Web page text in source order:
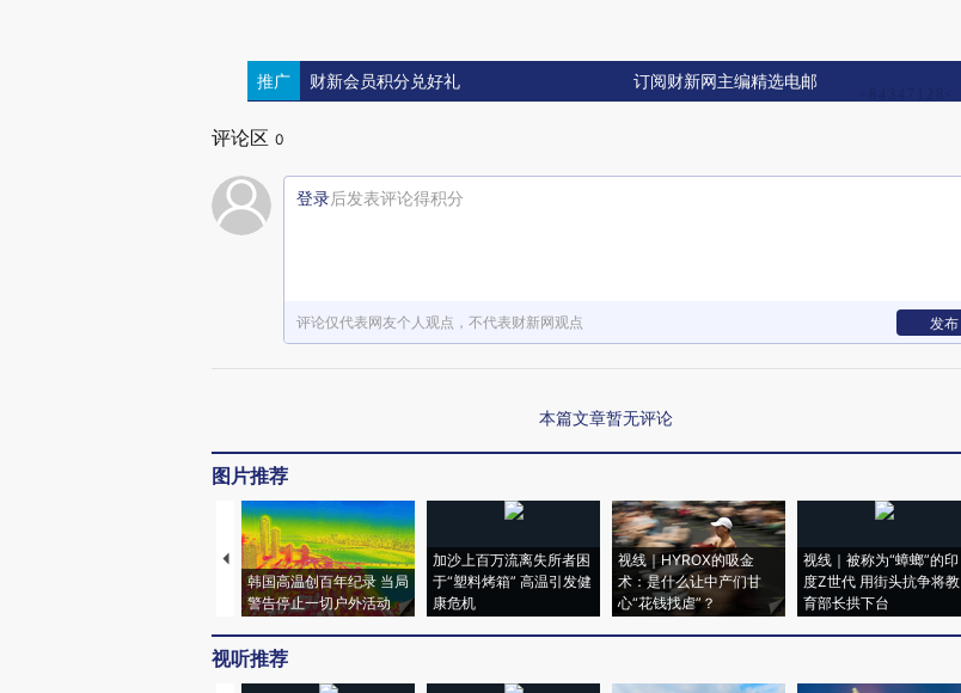
推广 财新会员积分兑好礼 订阅财新网主编精选电邮
评论区 0
登录后发表评论得积分
评论仅代表网友个人观点，不代表财新网观点 发布
本篇文章暂无评论
图片推荐
韩国高温创百年纪录 当局
警告停止一切户外活动
加沙上百万流离失所者困
于“塑料烤箱” 高温引发健
康危机
视线｜HYROX的吸金
术：是什么让中产们甘
心“花钱找虐”？
视线｜被称为“蟑螂”的印
度Z世代 用街头抗争将教
育部长拱下台
视听推荐